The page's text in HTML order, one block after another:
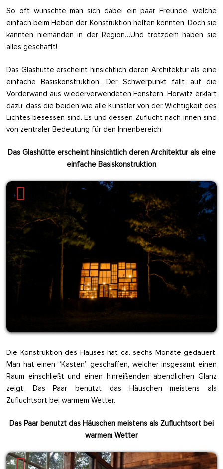
So oft wünschte man sich dabei ein paar Freunde, welche
einfach beim Heben der Konstruktion helfen könnten. Doch sie
kannten niemanden in der Region…Und trotzdem haben sie
alles geschafft!
Das Glashütte erscheint hinsichtlich deren Architektur als eine
einfache Basiskonstruktion. Der Schwerpunkt fällt auf die
Vorderwand aus wiederverwendeten Fenstern. Horwitz erklärt
dazu, dass die beiden wie alle Künstler von der Wichtigkeit des
Lichtes besessen sind. Es und dessen Zuflucht nach innen sind
von zentraler Bedeutung für den Innenbereich.
Das Glashütte erscheint hinsichtlich deren Architektur als eine
einfache Basiskonstruktion
Die Konstruktion des Hauses hat ca. sechs Monate gedauert.
Man hat einen “Kasten” geschaffen, welcher insgesamt einen
Raum einschließt und einen hinreißenden abendlichen Glanz
zeigt. Das Paar benutzt das Häuschen meistens als
Zufluchtsort bei warmem Wetter.
Das Paar benutzt das Häuschen meistens als Zufluchtsort bei
warmem Wetter